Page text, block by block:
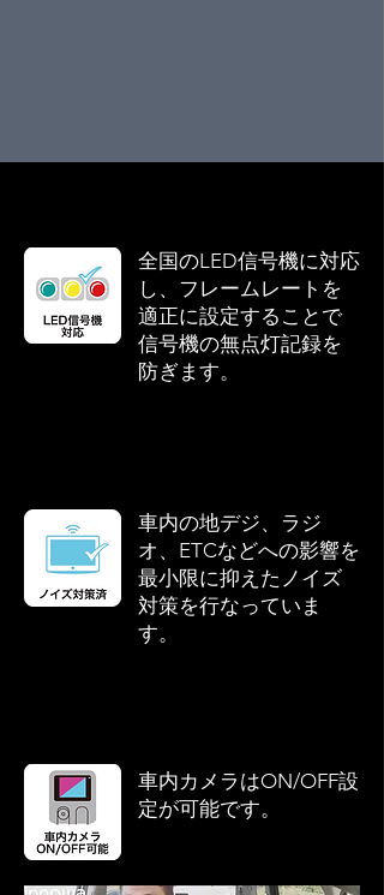
全国のLED信号機に対応
し、フレームレートを
適正に設定することで
信号機の無点灯記録を
防ぎます。
車内の地デジ、ラジ
オ、ETCなどへの影響を
最小限に抑えたノイズ
対策を行なっていま
す。
車内カメラはON/OFF設
定が可能です。